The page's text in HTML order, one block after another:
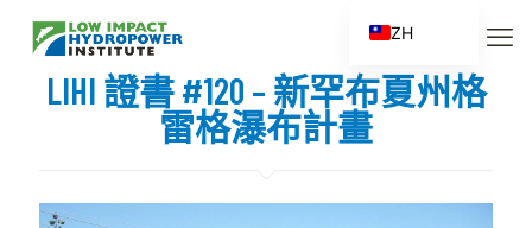
LIHI 證書 #120 – 新罕布夏州格
雷格瀑布計畫
ZH
EN
ES